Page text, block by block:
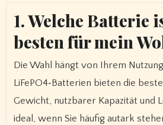
1. Welche Batterie
besten für mein
Die Wahl hängt von Ihrem Nutzungsprofil ab.
LiFePO4‑Batterien bieten die
Gewicht, nutzbarer Kapazität und
ideal, wenn Sie häufig autark